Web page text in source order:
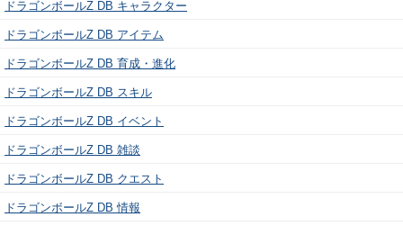
ドラゴンボールZ DB キャラクター
ドラゴンボールZ DB アイテム
ドラゴンボールZ DB 育成・進化
ドラゴンボールZ DB スキル
ドラゴンボールZ DB イベント
ドラゴンボールZ DB 雑談
ドラゴンボールZ DB クエスト
ドラゴンボールZ DB 情報